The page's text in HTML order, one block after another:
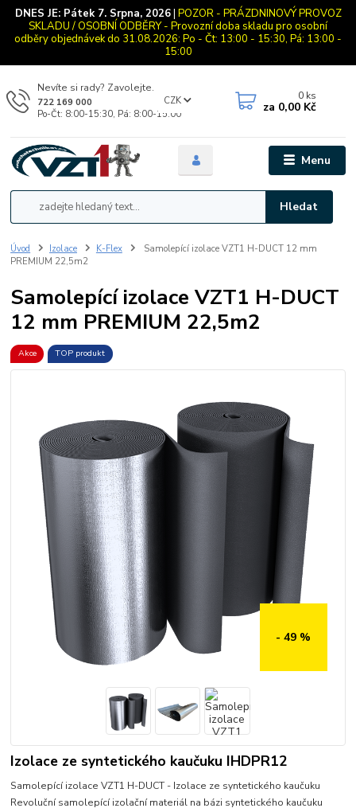
DNES JE: Pátek 7. Srpna, 2026| POZOR - PRÁZDNINOVÝ PROVOZ
SKLADU / OSOBNÍ ODBĚRY - Provozní doba skladu pro osobní
odběry objednávek do 31.08.2026: Po - Čt: 13:00 - 15:30, Pá: 13:00 -
15:00
Menu
CZK
Hledat
Nevíte si rady? Zavolejte.
722 169 000
Po-Čt: 8:00-15:30, Pá: 8:00-15:00
0 ks
za 0,00 Kč
Úvod Izolace K-Flex
Samolepící izolace VZT1 H-DUCT 12 mm
PREMIUM 22,5m2
Samolepící izolace VZT1 H-DUCT
12 mm PREMIUM 22,5m2
Akce TOP produkt
- 49 %
Izolace ze syntetického kaučuku IHDPR12
Samolepící izolace VZT1 H-DUCT - Izolace ze syntetického kaučuku
Revoluční samolepící izolační materiál na bázi syntetického kaučuku